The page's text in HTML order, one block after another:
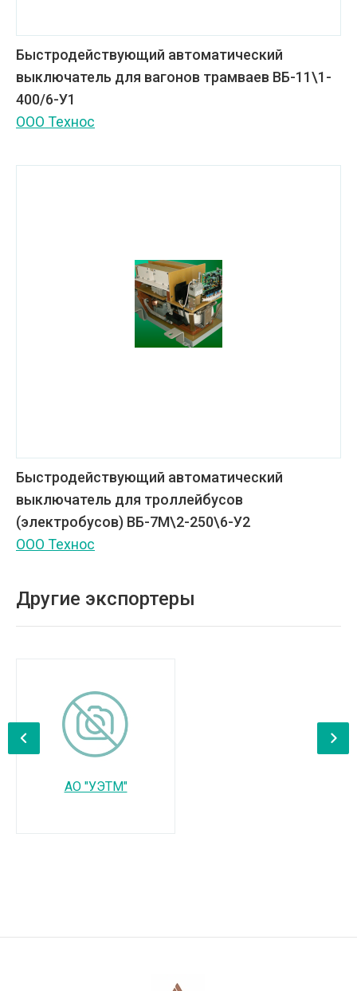
Быстродействующий автоматический
выключатель для вагонов трамваев ВБ-11\1-
400/6-У1
ООО Технос
Быстродействующий автоматический
выключатель для троллейбусов
(электробусов) ВБ-7М\2-250\6-У2
ООО Технос
Другие экспортеры
АО "УЭТМ"